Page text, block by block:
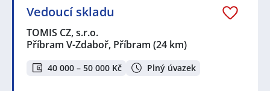
Vedoucí skladu
TOMIS CZ, s.r.o.
Příbram V-Zdaboř, Příbram (24 km)
40 000 – 50 000 Kč Plný úvazek